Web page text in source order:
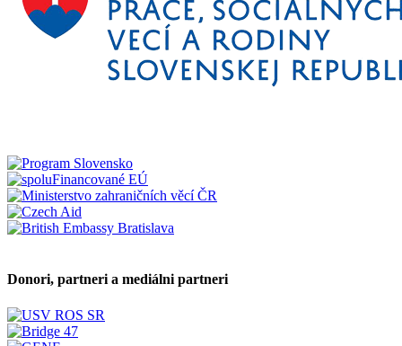
Donori, partneri a mediálni partneri